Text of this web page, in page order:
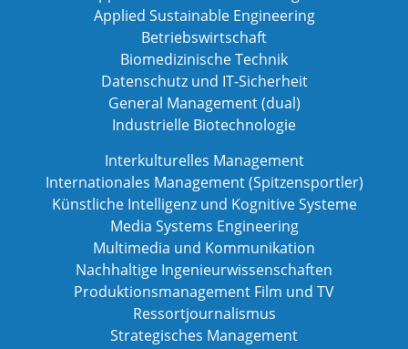
Applied Sustainable Engineering
Betriebswirtschaft
Biomedizinische Technik
Datenschutz und IT-Sicherheit
General Management (dual)
Industrielle Biotechnologie
Interkulturelles Management
Internationales Management (Spitzensportler)
Künstliche Intelligenz und Kognitive Systeme
Media Systems Engineering
Multimedia und Kommunikation
Nachhaltige Ingenieurwissenschaften
Produktionsmanagement Film und TV
Ressortjournalismus
Strategisches Management